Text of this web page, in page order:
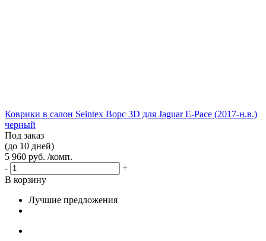
Коврики в салон Seintex Ворс 3D для Jaguar E-Pace (2017-н.в.)
черный
Под заказ
(до 10 дней)
5 960 руб. /комп.
-
+
В корзину
Лучшие предложения